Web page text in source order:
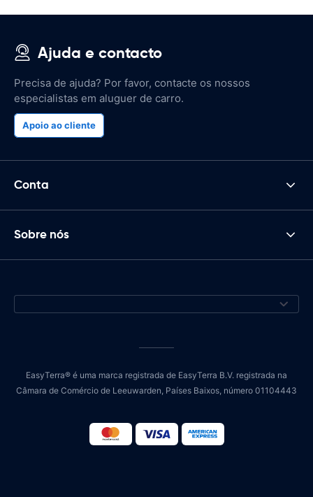
Ajuda e contacto
Precisa de ajuda? Por favor, contacte os nossos
especialistas em aluguer de carro.
Apoio ao cliente
Conta
Sobre nós
EasyTerra® é uma marca registrada de EasyTerra B.V. registrada na
Câmara de Comércio de Leeuwarden, Países Baixos, número 01104443